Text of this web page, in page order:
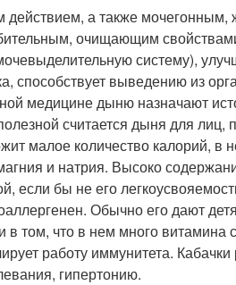
а также мочегонным,
очищающим
систему),
способствует выведению из
медицине дыню назначают
считается дыня для лиц,
малое количество калорий, в
и натрия. Высоко
если бы не его
Обычно его дают
в том, что в нем много витамина
работу иммунитета.
гипертонию.